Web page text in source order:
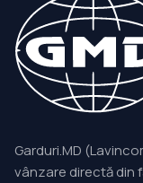
Garduri.MD
vânzare directă din